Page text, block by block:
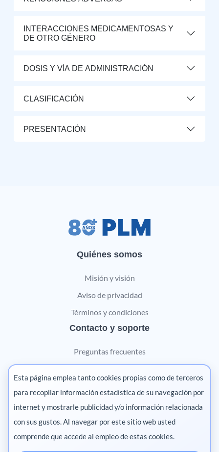
INTERACCIONES MEDICAMENTOSAS Y
DE OTRO GÉNERO
DOSIS Y VÍA DE ADMINISTRACIÓN
CLASIFICACIÓN
PRESENTACIÓN
Quiénes somos
Misión y visión
Aviso de privacidad
Términos y condiciones
Contacto y soporte
Preguntas frecuentes
Contáctanos
Marketing digital
Pharma
Esta página emplea tanto cookies propias como de terceros
para recopilar información estadística de su navegación por
internet y mostrarle publicidad y/o información relacionada
con sus gustos. Al navegar por este sitio web usted
comprende que accede al empleo de estas cookies.